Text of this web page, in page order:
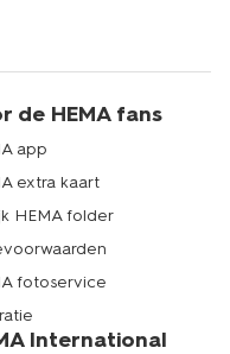
de HEMA fans
app
extra kaart
HEMA folder
fotoservice
International